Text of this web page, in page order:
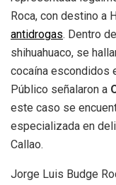
Roca, con destino a
antidrogas. Dentro
shihuahuaco, se
cocaína escondidos
Público señalaron a
este caso se
especializada en
Callao.
Jorge Luis Budge